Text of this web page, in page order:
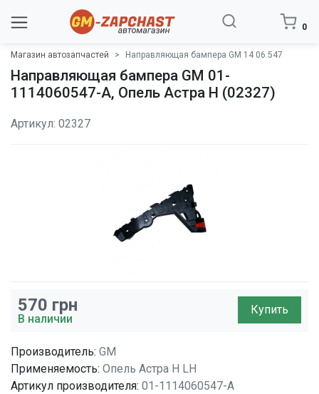
0
Магазин автозапчастей Направляющая бампера GM 14 06 547
Направляющая бампера GM 01-
1114060547-A, Опель Астра H (02327)
Артикул: 02327
570 грн
В наличии
Купить
Производитель: GM
Применяемость: Опель Астра H LH
Артикул производителя: 01-1114060547-A